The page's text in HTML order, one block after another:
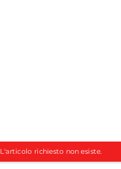
L'articolo richiesto non esiste.